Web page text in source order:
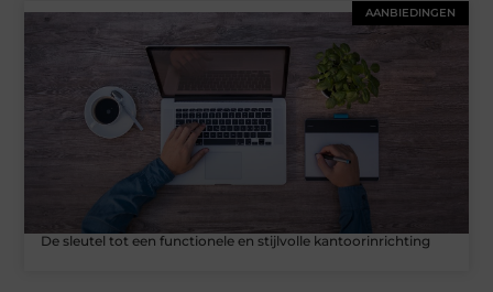
AANBIEDINGEN
De sleutel tot een functionele en stijlvolle kantoorinrichting